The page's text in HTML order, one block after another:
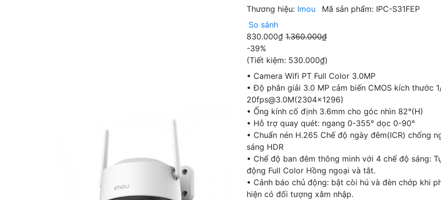
Thương hiệu: Imou Mã sản phẩm: IPC-S31FEP
So sánh
830.000₫1.360.000₫
-39%
(Tiết kiệm: 530.000₫)
• Camera Wifi PT Full Color 3.0MP
• Độ phân giải 3.0 MP cảm biến CMOS kích thước
20fps@3.0M(2304x1296)
• Ống kính cố định 3.6mm cho góc nhìn 82°(H)
• Hỗ trợ quay quét: ngang 0-355° dọc 0-90°
• Chuẩn nén H.265 Chế độ ngày đêm(ICR) chống
sáng HDR
• Chế độ ban đêm thông minh với 4 chế độ sáng:
động Full Color Hồng ngoại và tắt.
• Cảnh báo chủ động: bật còi hú và đèn chớp khi
hiện có đối tượng xâm nhập.